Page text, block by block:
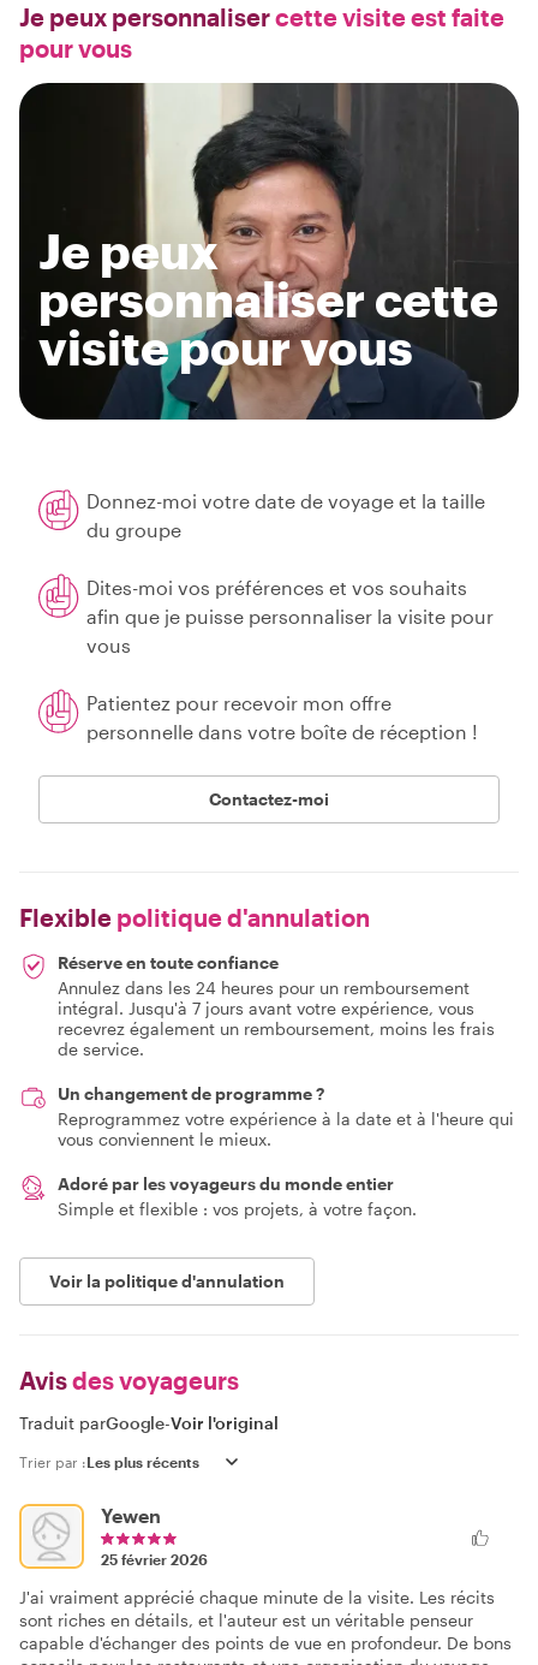
Je peux personnalisercette visite est faite
pour vous
Je peux
personnaliser cette
visite pour vous
Donnez-moi votre date de voyage et la taille
du groupe
Dites-moi vos préférences et vos souhaits
afin que je puisse personnaliser la visite pour
vous
Patientez pour recevoir mon offre
personnelle dans votre boîte de réception !
Contactez-moi
Flexible politique d'annulation
Réserve en toute confiance
Annulez dans les 24 heures pour un remboursement
intégral. Jusqu'à 7 jours avant votre expérience, vous
recevrez également un remboursement, moins les frais
de service.
Un changement de programme ?
Reprogrammez votre expérience à la date et à l'heure qui
vous conviennent le mieux.
Adoré par les voyageurs du monde entier
Simple et flexible : vos projets, à votre façon.
Voir la politique d'annulation
Avisdes voyageurs
Traduit parGoogle-Voir l'original
Trier par :
Yewen
25 février 2026
J'ai vraiment apprécié chaque minute de la visite. Les récits
sont riches en détails, et l'auteur est un véritable penseur
capable d'échanger des points de vue en profondeur. De bons